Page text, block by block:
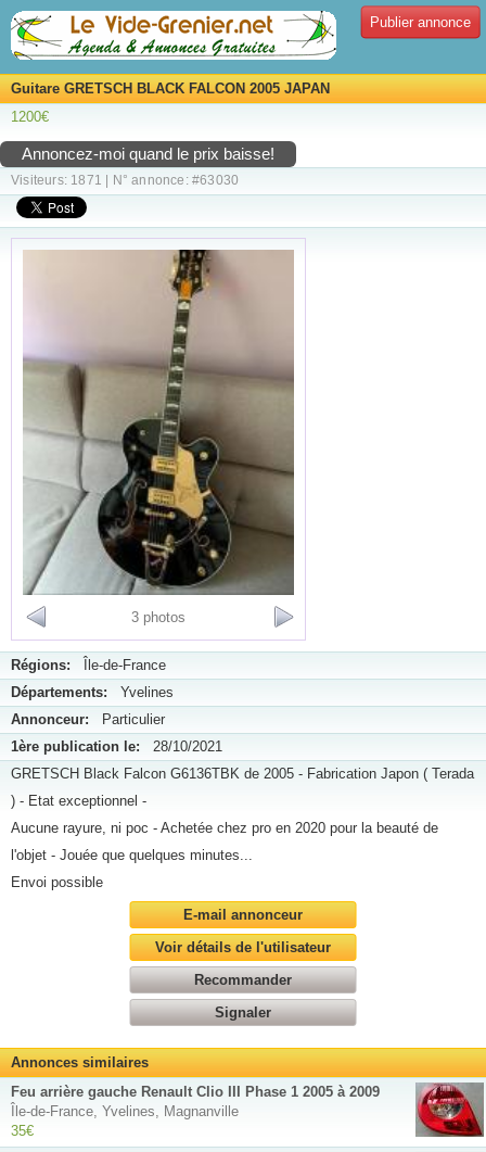
Publier annonce
Guitare GRETSCH BLACK FALCON 2005 JAPAN
1200€
Annoncez-moi quand le prix baisse!
Visiteurs: 1871 | N° annonce: #63030
3 photos
Régions: Île-de-France
Départements: Yvelines
Annonceur: Particulier
1ère publication le: 28/10/2021
GRETSCH Black Falcon G6136TBK de 2005 - Fabrication Japon ( Terada
) - Etat exceptionnel -
Aucune rayure, ni poc - Achetée chez pro en 2020 pour la beauté de
l'objet - Jouée que quelques minutes...
Envoi possible
E-mail annonceur
Voir détails de l'utilisateur
Recommander
Signaler
Annonces similaires
Feu arrière gauche Renault Clio III Phase 1 2005 à 2009
Île-de-France, Yvelines, Magnanville
35€